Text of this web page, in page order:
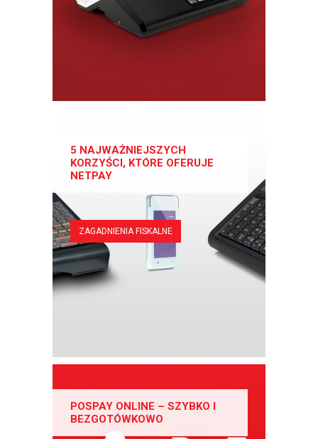
5 NAJWAŻNIEJSZYCH
KORZYŚCI, KTÓRE OFERUJE
NETPAY
ZAGADNIENIA FISKALNE
POSPAY ONLINE – SZYBKO I
BEZGOTÓWKOWO